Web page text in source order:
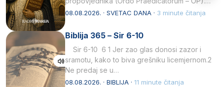
Svojim životom, dubokom ljubavlju prema
08.08.2026. · SVETAC DANA · 3 minute čitanja
Biblija 365 – Sir 6-10
Sir 6-10 6 1 Jer zao glas donosi zazor i
sramotu, kako to biva grešniku licemjernom.2
Ne predaj se u…
08.08.2026. · BIBLIJA · 11 minute čitanja